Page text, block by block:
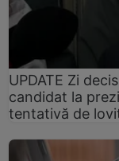
UPDATE Zi
candidat la
tentativă de